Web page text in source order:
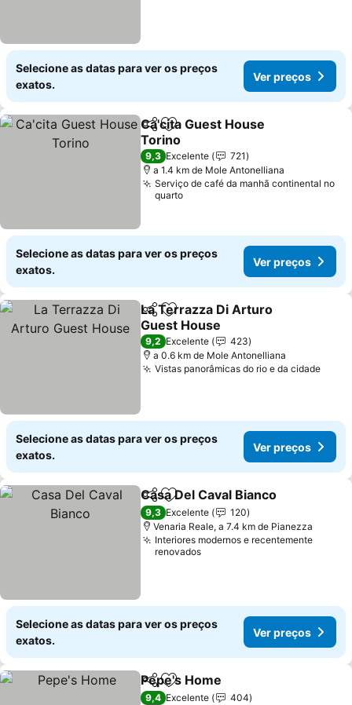
Selecione as datas para ver os preços
exatos.
Ver preços
PartilharAdicionar aos favoritos
Ca'cita Guest House
Torino
9,3 Excelente
721
a 1.4 km de Mole Antonelliana
Serviço de café da manhã continental no
quarto
Selecione as datas para ver os preços
exatos.
Ver preços
PartilharAdicionar aos favoritos
La Terrazza Di Arturo
Guest House
9,2 Excelente
423
a 0.6 km de Mole Antonelliana
Vistas panorâmicas do rio e da cidade
Selecione as datas para ver os preços
exatos.
Ver preços
PartilharAdicionar aos favoritos
Casa Del Caval Bianco
9,3 Excelente
120
Venaria Reale, a 7.4 km de Pianezza
Interiores modernos e recentemente
renovados
Selecione as datas para ver os preços
exatos.
Ver preços
PartilharAdicionar aos favoritos
Pepe's Home
9,4 Excelente
404